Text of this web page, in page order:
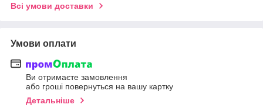
Всі умови доставки
Умови оплати
Ви отримаєте замовлення
або гроші повернуться на вашу картку
Детальніше